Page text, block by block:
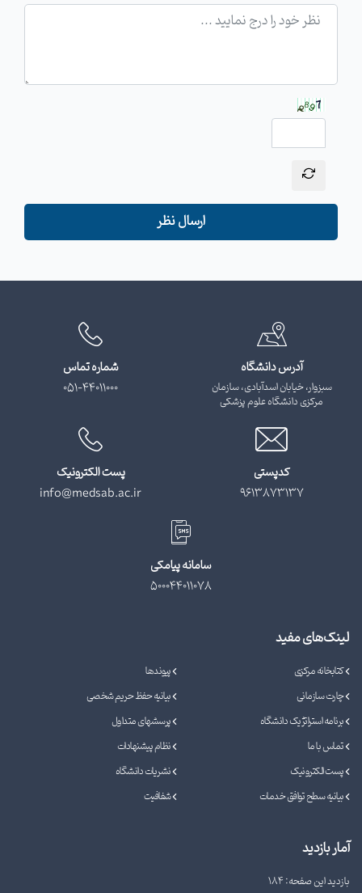
ارسال نظر
آدرس دانشگاه
سبزوار، خیابان اسدآبادی، سازمان
مرکزی دانشگاه علوم پزشکی
شماره تماس
051-44011000
کدپستی
9613873137
پست الکترونیک
info@medsab.ac.ir
سامانه پیامکی
500044011078
لینک‌های مفید
کتابخانه مرکزی
پیوندها
چارت سازمانی
بیانیه حفظ حریم شخصی
برنامه استراتژیک دانشگاه
پرسشهای متداول
تماس با ما
نظام پیشنهادات
پست الکترونیک
نشریات دانشگاه
بیانیه سطح توافق خدمات
شفافیت
آمار بازدید
بازدید این صفحه: 184